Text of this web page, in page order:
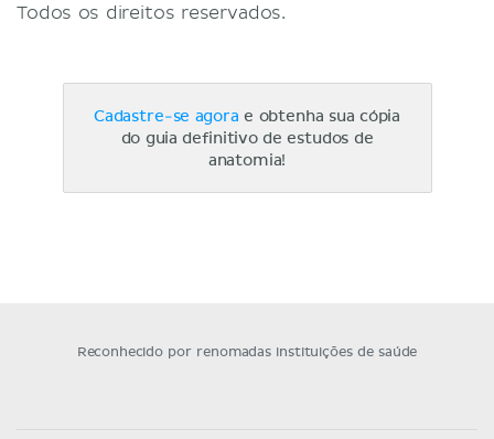
Todos os direitos reservados.
Cadastre-se agora e obtenha sua cópia
do guia definitivo de estudos de
anatomia!
Reconhecido por renomadas instituições de saúde